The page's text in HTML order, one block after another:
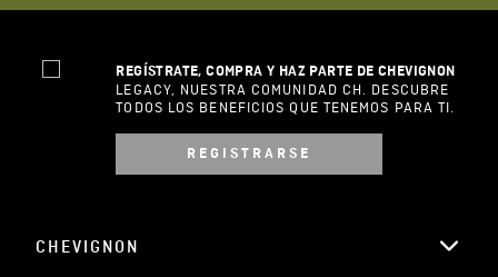
Correo electrónico
REGÍSTRATE, COMPRA Y HAZ PARTE DE CHEVIGNON
LEGACY, NUESTRA COMUNIDAD CH. DESCUBRE
TODOS LOS BENEFICIOS QUE TENEMOS PARA TI.
REGISTRARSE
CHEVIGNON